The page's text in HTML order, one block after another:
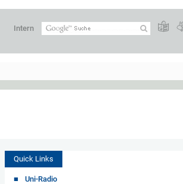
Intern
Quick Links
Uni-Radio